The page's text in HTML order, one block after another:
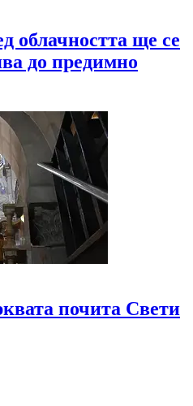
облачността ще се
до предимно
почита Свети